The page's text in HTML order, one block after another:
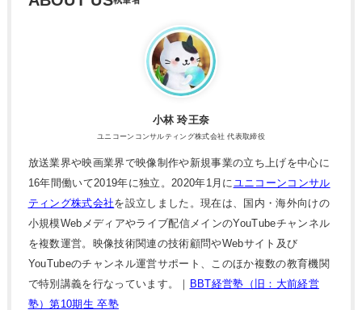
小林 玲王奈
ユニコーンコンサルティング株式会社 代表取締役
放送業界や映画業界で映像制作や新規事業の立ち上げを中心に
16年間働いて2019年に独立。2020年1月に ユニコーンコンサル
ティング株式会社を設立しました。現在は、国内・海外向けの
小規模Webメディアやライブ配信メインのYouTubeチャンネル
を複数運営。映像技術関連の技術顧問やWebサイト及び
YouTubeのチャンネル運営サポート、このほか複数の教育機関
で特別講義を行なっています。｜ BBT経営塾（旧：大前経営
塾）第10期生 卒塾